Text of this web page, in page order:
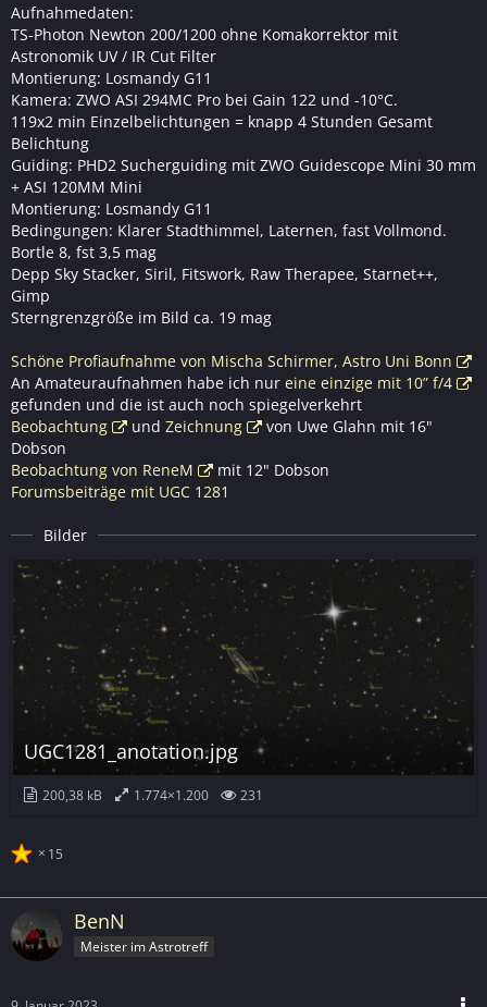
Aufnahmedaten:
TS-Photon Newton 200/1200 ohne Komakorrektor mit
Astronomik UV / IR Cut Filter
Montierung: Losmandy G11
Kamera: ZWO ASI 294MC Pro bei Gain 122 und -10°C.
119x2 min Einzelbelichtungen = knapp 4 Stunden Gesamt
Belichtung
Guiding: PHD2 Sucherguiding mit ZWO Guidescope Mini 30 mm
+ ASI 120MM Mini
Montierung: Losmandy G11
Bedingungen: Klarer Stadthimmel, Laternen, fast Vollmond.
Bortle 8, fst 3,5 mag
Depp Sky Stacker, Siril, Fitswork, Raw Therapee, Starnet++,
Gimp
Sterngrenzgröße im Bild ca. 19 mag
Schöne Profiaufnahme von Mischa Schirmer, Astro Uni Bonn
An Amateuraufnahmen habe ich nur eine einzige mit 10” f/4
gefunden und die ist auch noch spiegelverkehrt
Beobachtung
und Zeichnung
von Uwe Glahn mit 16"
Dobson
Beobachtung von ReneM
mit 12" Dobson
Forumsbeiträge mit UGC 1281
Bilder
UGC1281_anotation.jpg
200,38 kB 1.774×1.200 231
15
BenN
Meister im Astrotreff